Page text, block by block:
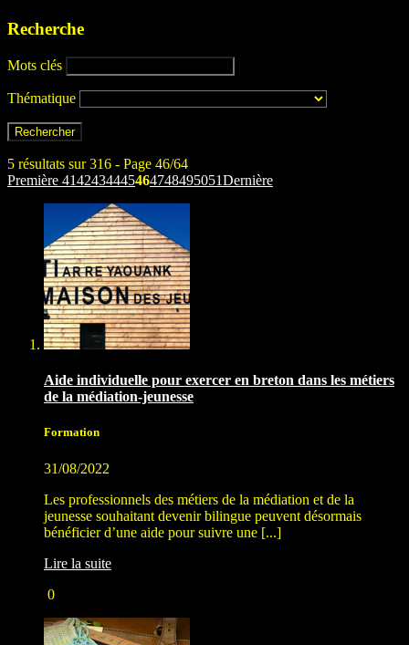
Recherche
Mots clés
Thématique
5 résultats sur 316 - Page 46/64
Première 4142434445464748495051Dernière
Aide individuelle pour exercer en breton dans les métiers
de la médiation-jeunesse
Formation
31/08/2022
Les professionnels des métiers de la médiation et de la
jeunesse souhaitant devenir bilingue peuvent désormais
bénéficier d’une aide pour suivre une [...]
Lire la suite
0